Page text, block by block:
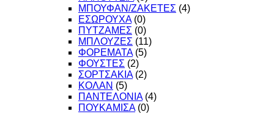
ΜΠΟΥΦΑΝ/ΖΑΚΕΤΕΣ (4)
ΕΣΩΡΟΥΧΑ (0)
ΠΥΤΖΑΜΕΣ (0)
ΜΠΛΟΥΖΕΣ (11)
ΦΟΡΕΜΑΤΑ (5)
ΦΟΥΣΤΕΣ (2)
ΣΟΡΤΣΑΚΙΑ (2)
ΚΟΛΑΝ (5)
ΠΑΝΤΕΛΟΝΙΑ (4)
ΠΟΥΚΑΜΙΣΑ (0)